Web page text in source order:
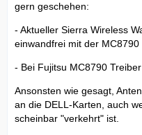
gern geschehen:
- Aktueller Sierra Wireless
einwandfrei mit der MC8790
- Bei Fujitsu MC8790
Ansonsten wie gesagt,
an die DELL-Karten, auch
scheinbar "verkehrt" ist.